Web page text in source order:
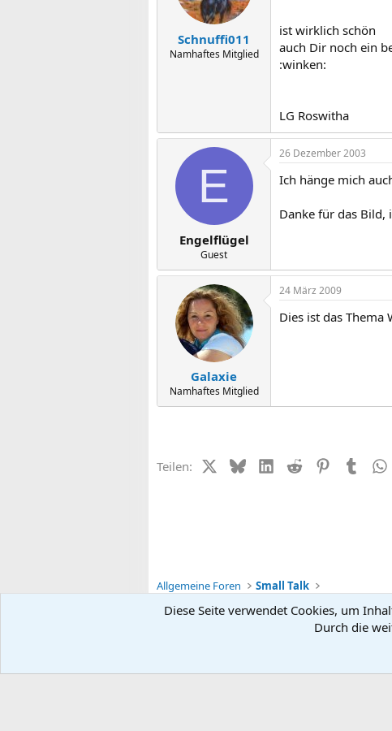
Schnuffi011
Namhaftes Mitglied
ist wirklich schön
auch Dir noch ein
:winken:
LG Roswitha
E
Engelflügel
Guest
26 Dezember 2003
Ich hänge mich
Danke für das Bild,
Galaxie
Namhaftes Mitglied
24 März 2009
Dies ist das Thema
Teilen: X (Twitter)
BlueskyLinkedIn
Reddit PinterestTumblr
Allgemeine Foren Small Talk
Diese Seite verwendet Cookies, um
Durch die